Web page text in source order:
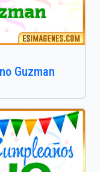
Guzman